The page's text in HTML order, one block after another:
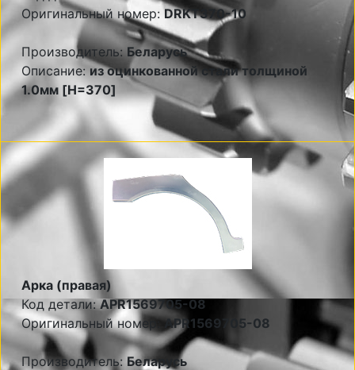
Оригинальный номер:DRKT370-10
Производитель:Беларусь
Описание: из оцинкованной стали толщиной
1.0мм [H=370]
Арка (правая)
Код детали:APR1569705-08
Оригинальный номер:APR1569705-08
Производитель: Беларусь